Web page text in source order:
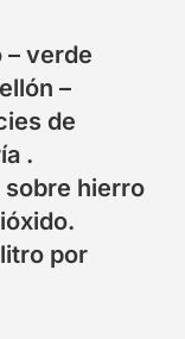
– verde
–
de
.
sobre hierro
por